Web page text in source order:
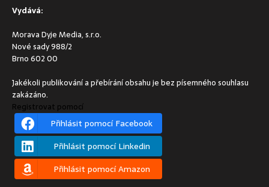
Vydává:
Morava Dyje Media, s.r.o.
Nové sady 988/2
Brno 602 00
Jakékoli publikování a přebírání obsahu je bez písemného souhlasu
zakázáno.
Registrovat pomocí
Přihlásit pomocí Facebook
Přihlásit pomocí Linkedin
Přihlásit pomocí Amazon